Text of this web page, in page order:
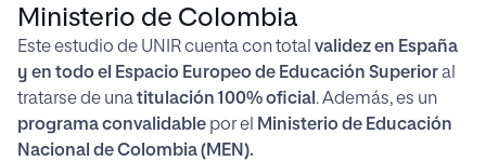
Ministerio de Colombia
Este estudio de UNIR cuenta con total validez en España
y en todo el Espacio Europeo de Educación Superioral
tratarse de unatitulación 100% oficial . Además, es un
programa convalidable por el
Ministerio de Educación
Nacional de Colombia (MEN).